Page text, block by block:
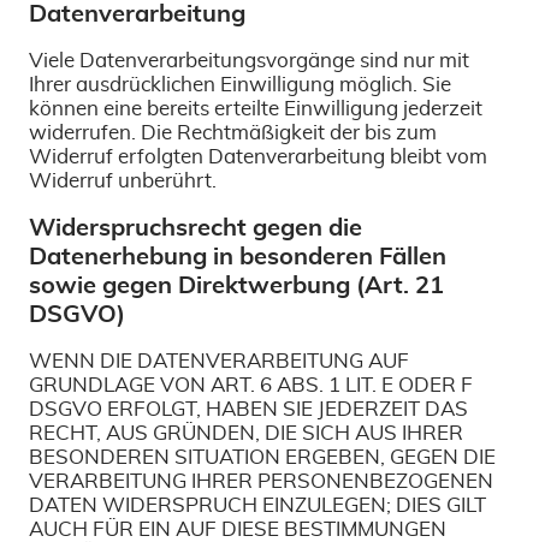
Datenverarbeitung
Viele Datenverarbeitungsvorgänge sind nur mit
Ihrer ausdrücklichen Einwilligung möglich. Sie
können eine bereits erteilte Einwilligung jederzeit
widerrufen. Die Rechtmäßigkeit der bis zum
Widerruf erfolgten Datenverarbeitung bleibt vom
Widerruf unberührt.
Widerspruchsrecht gegen die
Datenerhebung in besonderen Fällen
sowie gegen Direktwerbung (Art. 21
DSGVO)
WENN DIE DATENVERARBEITUNG AUF
GRUNDLAGE VON ART. 6 ABS. 1 LIT. E ODER F
DSGVO ERFOLGT, HABEN SIE JEDERZEIT DAS
RECHT, AUS GRÜNDEN, DIE SICH AUS IHRER
BESONDEREN SITUATION ERGEBEN, GEGEN DIE
VERARBEITUNG IHRER PERSONENBEZOGENEN
DATEN WIDERSPRUCH EINZULEGEN; DIES GILT
AUCH FÜR EIN AUF DIESE BESTIMMUNGEN